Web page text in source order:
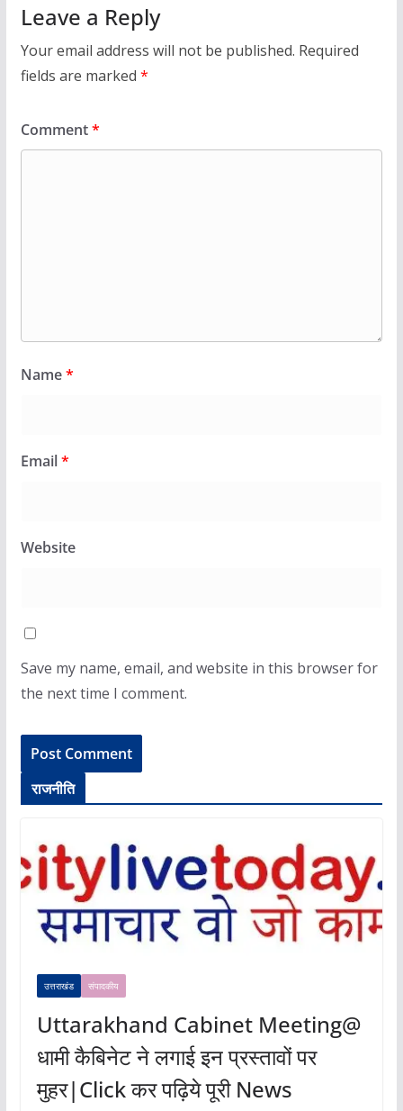
Leave a Reply
Your email address will not be published. Required
fields are marked *
Comment*
Name*
Email*
Website
Save my name, email, and website in this browser for
the next time I comment.
राजनीति
उत्तराखंड संपादकीय
Uttarakhand Cabinet Meeting@
धामी कैबिनेट ने लगाई इन प्रस्तावों पर
मुहर|Click कर पढ़िये पूरी News